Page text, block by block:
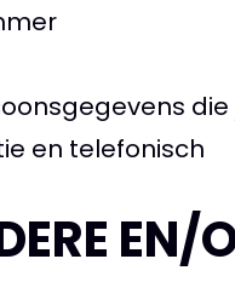
en telefonisch
EN/